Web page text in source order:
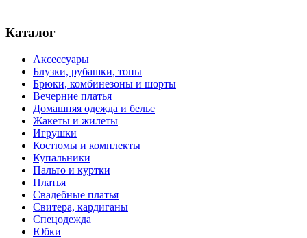
Каталог
Аксессуары
Блузки, рубашки, топы
Брюки, комбинезоны и шорты
Вечерние платья
Домашняя одежда и белье
Жакеты и жилеты
Игрушки
Костюмы и комплекты
Купальники
Пальто и куртки
Платья
Свадебные платья
Свитера, кардиганы
Спецодежда
Юбки